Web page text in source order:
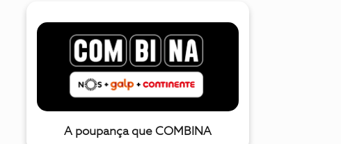
A poupança que COMBINA